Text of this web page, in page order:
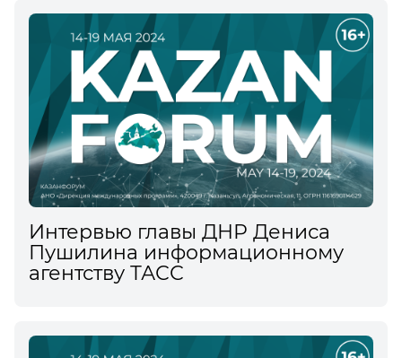
информационному агентству
ТАСС
Интервью главы ДНР Дениса
Пушилина информационному
агентству ТАСС